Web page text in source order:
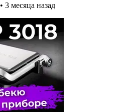
• 3 месяца назад